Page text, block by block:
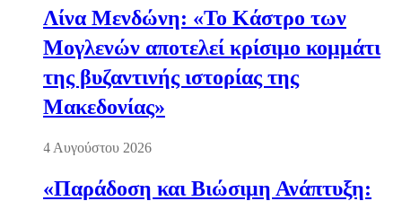
Λίνα Μενδώνη: «Το Κάστρο των
Μογλενών αποτελεί κρίσιμο κομμάτι
της βυζαντινής ιστορίας της
Μακεδονίας»
4 Αυγούστου 2026
«Παράδοση και Βιώσιμη Ανάπτυξη: